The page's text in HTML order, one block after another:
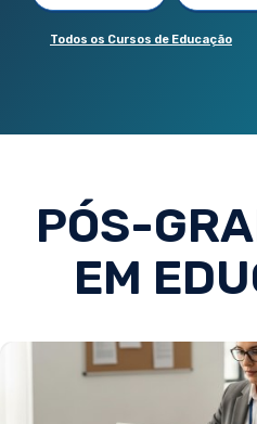
Todos os Cursos de Educação
PÓS-
EM